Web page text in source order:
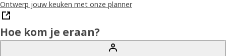
Ontwerp jouw keuken met onze planner
Hoe kom je eraan?